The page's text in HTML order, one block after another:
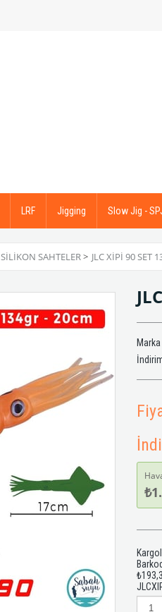
LRF Jigging Slow Jig -
SILIKON SAHTELER> JLC XIPI 90 SET
Marka
Barkod